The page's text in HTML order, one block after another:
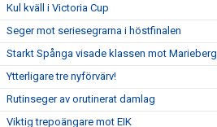
Kul kväll i Victoria Cup
Seger mot seriesegrarna i höstfinalen
Starkt Spånga visade klassen mot Marieberg
Ytterligare tre nyförvärv!
Rutinseger av orutinerat damlag
Viktig trepoängare mot EIK